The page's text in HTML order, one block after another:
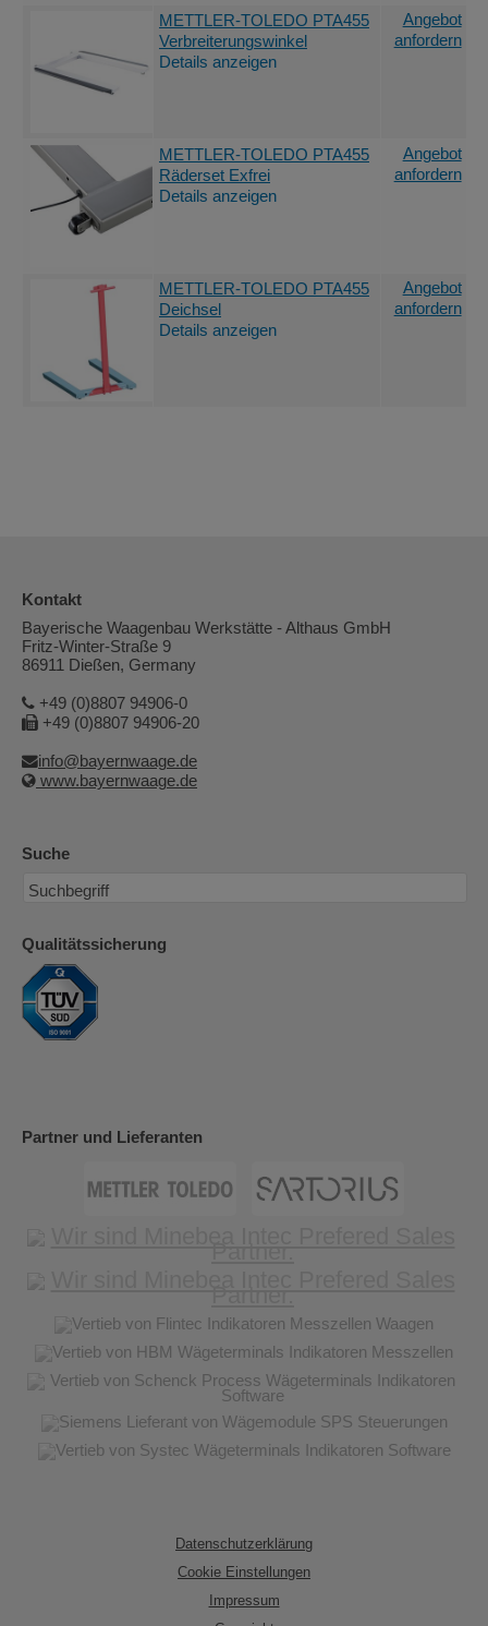
METTLER-TOLEDO PTA455
Verbreiterungswinkel
Details anzeigen
Angebot
anfordern
METTLER-TOLEDO PTA455
Räderset Exfrei
Details anzeigen
Angebot
anfordern
METTLER-TOLEDO PTA455
Deichsel
Details anzeigen
Angebot
anfordern
Kontakt
Bayerische Waagenbau Werkstätte - Althaus GmbH
Fritz-Winter-Straße 9
86911 Dießen, Germany
+49 (0)8807 94906-0
+49 (0)8807 94906-20
info@bayernwaage.de
www.bayernwaage.de
Suche
Qualitätssicherung
Partner und Lieferanten
Datenschutzerklärung
Cookie Einstellungen
Impressum